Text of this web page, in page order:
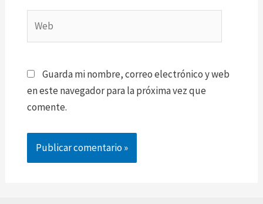
Guarda mi nombre, correo electrónico y web
en este navegador para la próxima vez que
comente.